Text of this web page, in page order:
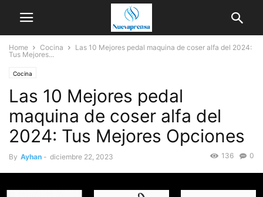
Home Cocina
Las 10 Mejores pedal maquina de coser alfa del 2024:
Tus Mejores...
Cocina
Las 10 Mejores pedal
maquina de coser alfa del
2024: Tus Mejores Opciones
By Ayhan - diciembre 22, 2023 0
136